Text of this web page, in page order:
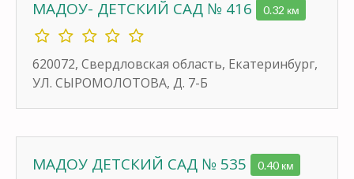
МАДОУ- ДЕТСКИЙ САД № 416 0.32 км
620072, Свердловская область, Екатеринбург,
УЛ. СЫРОМОЛОТОВА, Д. 7-Б
МАДОУ ДЕТСКИЙ САД № 535 0.40 км